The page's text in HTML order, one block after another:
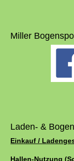
Miller
Laden- &
Einkauf /
Hallen-Nutzung